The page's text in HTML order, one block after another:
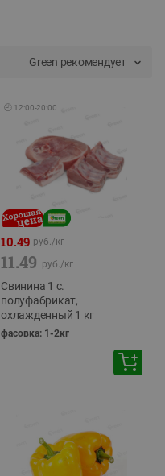
Green рекомендует
🕘 12:00-20:00
10.49 руб./кг
11.49 руб./кг
Свинина 1 с.
полуфабрикат,
охлажденный 1 кг
фасовка: 1-2кг